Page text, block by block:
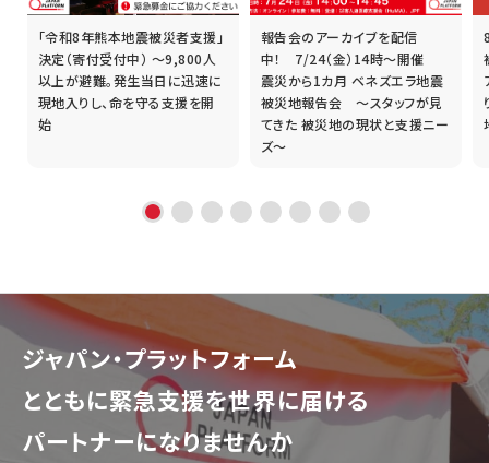
「令和8年熊本地震被災者支援」
決定（寄付受付中） ～9,800人
以上が避難。発生当日に迅速に
現地入りし、命を守る支援を開
始
報告会のアーカイブを配信
中！ 7/24（金）14時～開催
震災から1カ月 ベネズエラ地震
被災地報告会 ～スタッフが見
てきた 被災地の現状と支援ニー
ズ～
ジャパン・プラットフォーム
とともに緊急支援を世界に届ける
パートナーになりませんか